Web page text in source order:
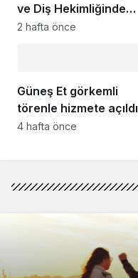
ve Diş Hekimliğinde
Dünya Çok Önemli
2 hafta önce
Güneş Et görkemli
törenle hizmete açıldı
4 hafta önce